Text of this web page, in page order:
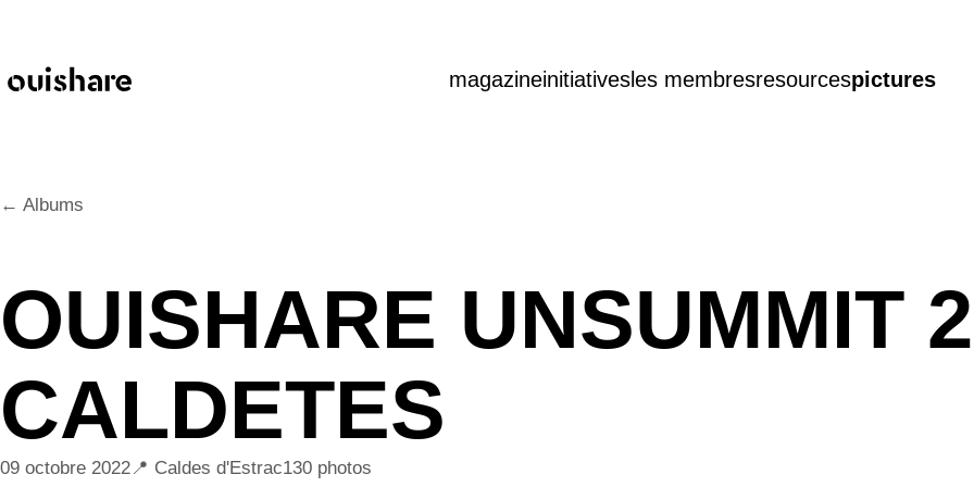
magazineinitiativesles membresresourcespictures
← Albums
OUISHARE UNSUMMIT
CALDETES
09 octobre 2022 Caldes d'Estrac130 photos